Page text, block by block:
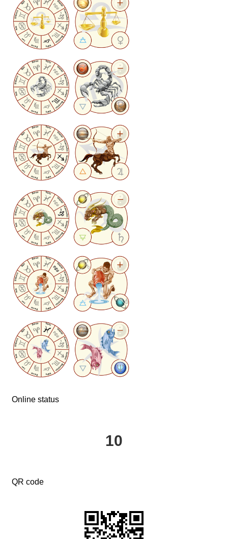
Online status
10
QR code